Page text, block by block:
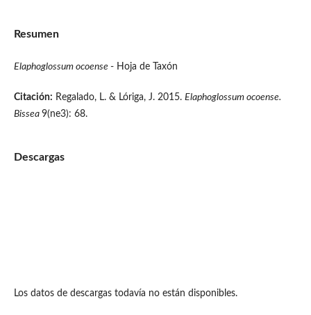
Resumen
Elaphoglossum ocoense - Hoja de Taxón
Citación: Regalado, L. & Lóriga, J. 2015. Elaphoglossum ocoense.
Bissea 9(ne3): 68.
Descargas
Los datos de descargas todavía no están disponibles.